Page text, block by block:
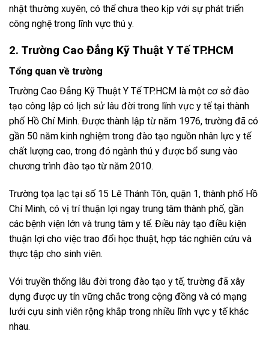
nhật thường xuyên, có thể chưa theo kịp với sự phát triển
công nghệ trong lĩnh vực thú y.
2. Trường Cao Đẳng Kỹ Thuật Y Tế TP.HCM
Tổng quan về trường
Trường Cao Đẳng Kỹ Thuật Y Tế TP.HCM là một cơ sở đào
tạo công lập có lịch sử lâu đời trong lĩnh vực y tế tại thành
phố Hồ Chí Minh. Được thành lập từ năm 1976, trường đã có
gần 50 năm kinh nghiệm trong đào tạo nguồn nhân lực y tế
chất lượng cao, trong đó ngành thú y được bổ sung vào
chương trình đào tạo từ năm 2010.
Trường tọa lạc tại số 15 Lê Thánh Tôn, quận 1, thành phố Hồ
Chí Minh, có vị trí thuận lợi ngay trung tâm thành phố, gần
các bệnh viện lớn và trung tâm y tế. Điều này tạo điều kiện
thuận lợi cho việc trao đổi học thuật, hợp tác nghiên cứu và
thực tập cho sinh viên.
Với truyền thống lâu đời trong đào tạo y tế, trường đã xây
dựng được uy tín vững chắc trong cộng đồng và có mạng
lưới cựu sinh viên rộng khắp trong nhiều lĩnh vực y tế khác
nhau.